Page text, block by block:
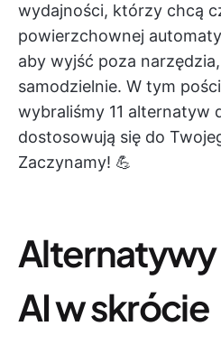
wydajności, którzy chcą
powierzchownej
aby wyjść poza
samodzielnie. W tym
wybraliśmy 11 alternatyw
dostosowują się do
Zaczynamy! 💪
Alternatywy
AI w skrócie